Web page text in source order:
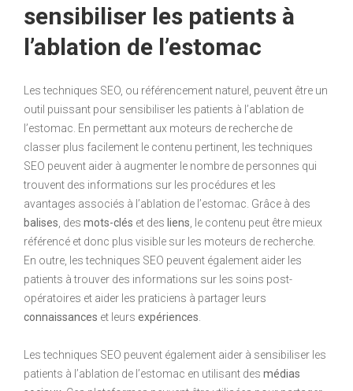
sensibiliser les patients à
l’ablation de l’estomac
Les techniques SEO, ou référencement naturel, peuvent être un
outil puissant pour sensibiliser les patients à l’ablation de
l’estomac. En permettant aux moteurs de recherche de
classer plus facilement le contenu pertinent, les techniques
SEO peuvent aider à augmenter le nombre de personnes qui
trouvent des informations sur les procédures et les
avantages associés à l’ablation de l’estomac. Grâce à des
balises , des mots-clés et des liens , le contenu peut être mieux
référencé et donc plus visible sur les moteurs de recherche.
En outre, les techniques SEO peuvent également aider les
patients à trouver des informations sur les soins post-
opératoires et aider les praticiens à partager leurs
connaissances et leurs expériences
Les techniques SEO peuvent également aider à sensibiliser les
patients à l’ablation de l’estomac en utilisant des médias